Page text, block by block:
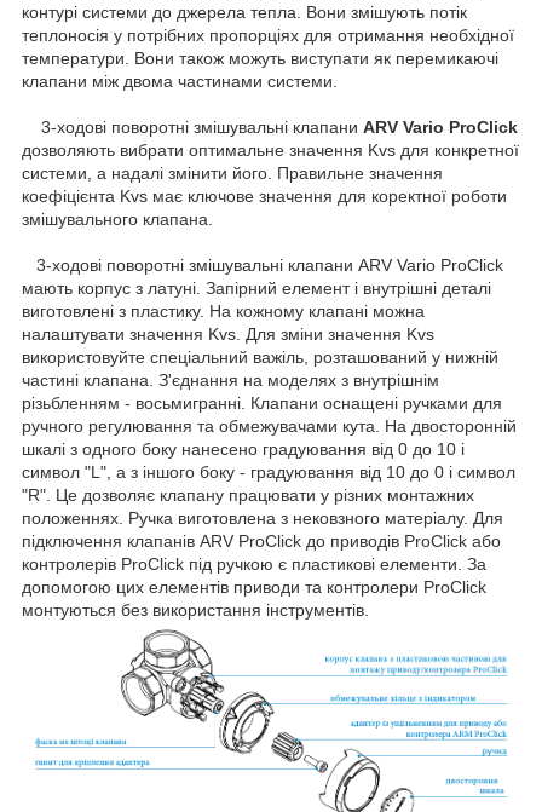
контурі системи до джерела тепла. Вони змішують потік
теплоносія у потрібних пропорціях для отримання необхідної
температури. Вони також можуть виступати як перемикаючі
клапани між двома частинами системи.
3-ходові поворотні змішувальні клапани ARV Vario ProClick
дозволяють вибрати оптимальне значення Kvs для конкретної
системи, а надалі змінити його. Правильне значення
коефіцієнта Kvs має ключове значення для коректної роботи
змішувального клапана.
3-ходові поворотні змішувальні клапани ARV Vario ProClick
мають корпус з латуні. Запірний елемент і внутрішні деталі
виготовлені з пластику. На кожному клапані можна
налаштувати значення Kvs. Для зміни значення Kvs
використовуйте спеціальний важіль, розташований у нижній
частині клапана. З'єднання на моделях з внутрішнім
різьбленням - восьмигранні. Клапани оснащені ручками для
ручного регулювання та обмежувачами кута. На двосторонній
шкалі з одного боку нанесено градуювання від 0 до 10 і
символ "L", а з іншого боку - градуювання від 10 до 0 і символ
"R". Це дозволяє клапану працювати у різних монтажних
положеннях. Ручка виготовлена з нековзного матеріалу. Для
підключення клапанів ARV ProClick до приводів ProClick або
контролерів ProClick під ручкою є пластикові елементи. За
допомогою цих елементів приводи та контролери ProClick
монтуються без використання інструментів.